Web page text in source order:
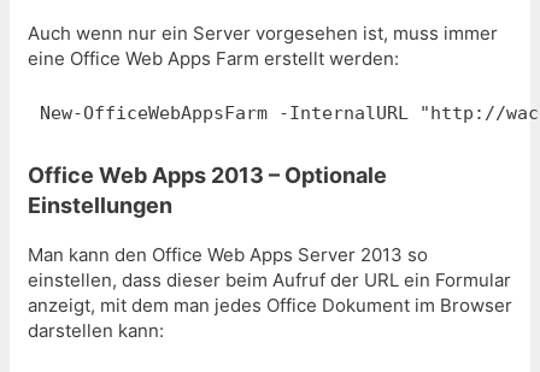
Auch wenn nur ein Server vorgesehen ist, muss immer
eine Office Web Apps Farm erstellt werden:
New-OfficeWebAppsFarm -InternalURL "http://
Office Web Apps 2013 – Optionale
Einstellungen
Man kann den Office Web Apps Server 2013 so
einstellen, dass dieser beim Aufruf der URL ein Formular
anzeigt, mit dem man jedes Office Dokument im Browser
darstellen kann: